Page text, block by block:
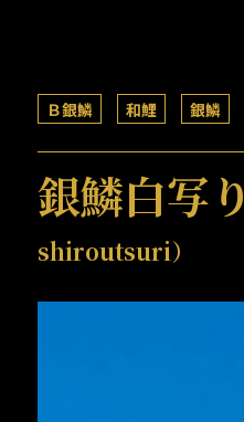
Ｂ銀鱗 和鯉 銀鱗
銀鱗白写り
shiroutsuri）